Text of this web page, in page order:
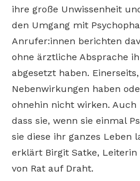
ihre große Unwissenheit
den Umgang mit
Anrufer:innen berichten
ohne ärztliche Absprache
abgesetzt haben.
Nebenwirkungen haben
ohnehin nicht wirken.
dass sie, wenn sie einmal
sie diese ihr ganzes Leben
erklärt Birgit Satke,
von Rat auf Draht.